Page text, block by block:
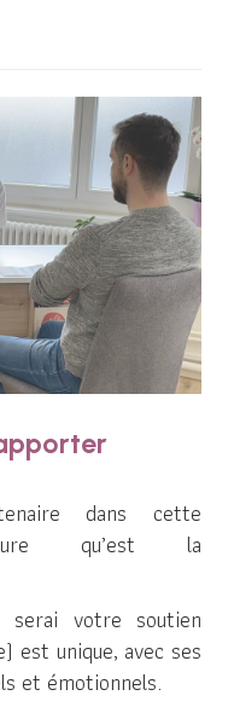
dans cette
qu’est la
votre soutien
est unique, avec ses
et émotionnels.